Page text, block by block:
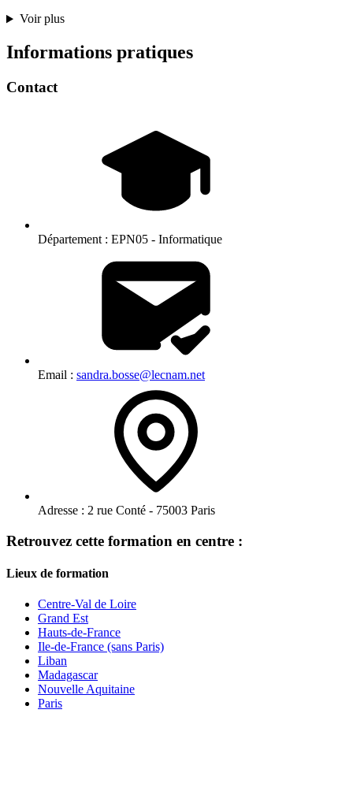
Voir plus
Informations pratiques
Contact
Département : EPN05 - Informatique
Email : sandra.bosse@lecnam.net
Adresse : 2 rue Conté - 75003 Paris
Retrouvez cette formation en centre :
Lieux de formation
Centre-Val de Loire
Grand Est
Hauts-de-France
Ile-de-France (sans Paris)
Liban
Madagascar
Nouvelle Aquitaine
Paris